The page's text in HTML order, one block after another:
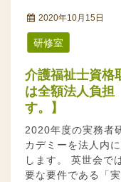
2020年10月15日
研修室
介護福祉士資格取得支援 【実務者研修受講料
は全額法人負
す。】
2020年度の実務者
カデミーを法人内
します。 英世会で
要な要件である「